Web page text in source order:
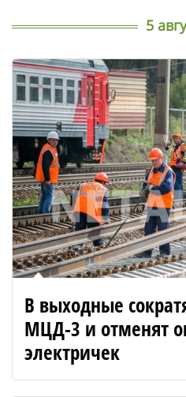
5
В выходные
МЦД-3 и отменят
электричек